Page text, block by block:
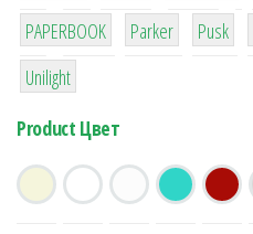
8
PAPERBOOK
6
Parker
2
Pusk
1
Unilight
Product Цвет